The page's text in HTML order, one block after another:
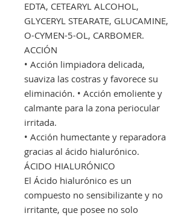
EDTA, CETEARYL ALCOHOL,
GLYCERYL STEARATE, GLUCAMINE,
O-CYMEN-5-OL, CARBOMER.
ACCIÓN
• Acción limpiadora delicada,
suaviza las costras y favorece su
eliminación. • Acción emoliente y
calmante para la zona periocular
irritada.
• Acción humectante y reparadora
gracias al ácido hialurónico.
ÁCIDO HIALURÓNICO
El Ácido hialurónico es un
compuesto no sensibilizante y no
irritante, que posee no solo